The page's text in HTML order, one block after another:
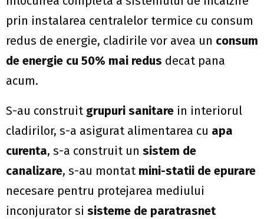
prin instalarea centralelor termice cu consum
redus de energie, cladirile vor avea un consum
de energie cu 50% mai redus decat pana
acum.
S-au construit grupuri sanitare in interiorul
cladirilor, s-a asigurat alimentarea cu apa
curenta, s-a construit un sistem de
canalizare, s-au montat mini-statii de epurare
necesare pentru protejarea mediului
inconjurator si sisteme de paratrasnet